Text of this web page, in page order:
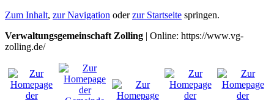
Zum Inhalt, zur Navigation oderzur Startseite springen.
Verwaltungsgemeinschaft Zolling | Online: https://www.vg-
zolling.de/